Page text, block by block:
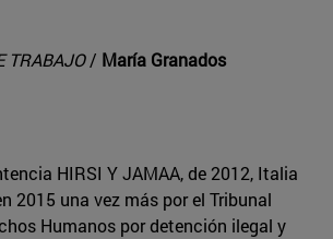
TRABAJO/ María Granados
HIRSI Y JAMAA, de 2012, Italia
2015 una vez más por el Tribunal
Humanos por detención ilegal y